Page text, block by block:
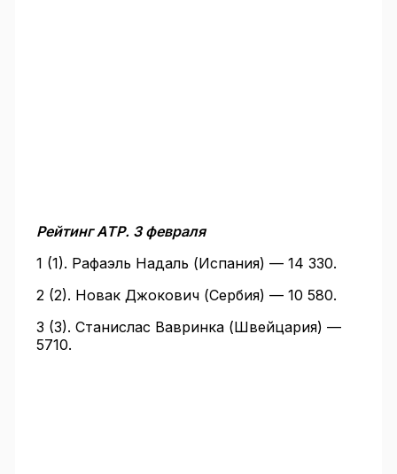
Рейтинг АТР. 3 февраля
1 (1). Рафаэль Надаль (Испания) — 14 330.
2 (2). Новак Джокович (Сербия) — 10 580.
3 (3). Станислас Вавринка (Швейцария) —
5710.